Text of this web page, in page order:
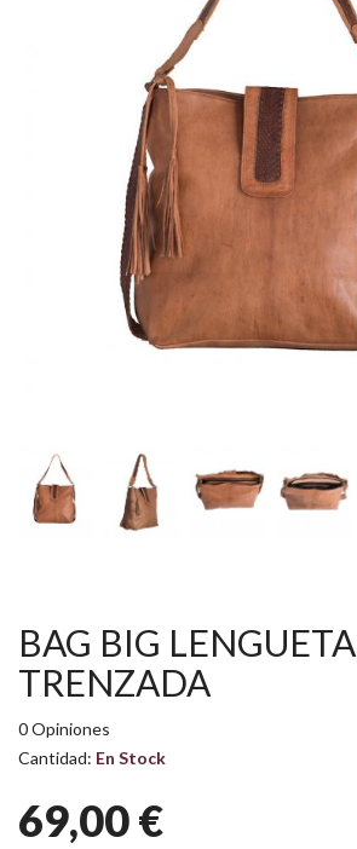
BAG BIG LENGUETA
TRENZADA
0 Opiniones
Cantidad: En Stock
69,00 €